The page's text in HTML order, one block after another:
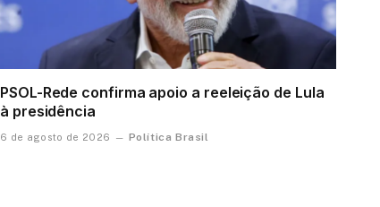
PSOL-Rede confirma apoio a reeleição de Lula
à presidência
6 de agosto de 2026 Política Brasil